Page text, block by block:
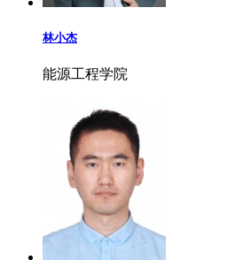
林小杰
能源工程学院